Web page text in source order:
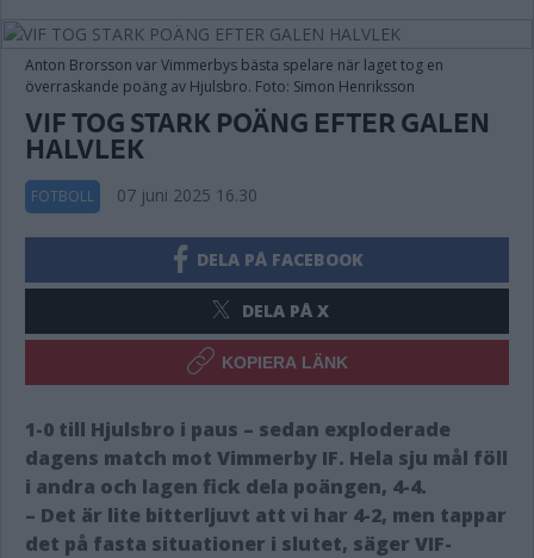
Anton Brorsson var Vimmerbys bästa spelare när laget tog en
överraskande poäng av Hjulsbro. Foto: Simon Henriksson
VIF TOG STARK POÄNG EFTER GALEN
HALVLEK
FOTBOLL 07 juni 2025 16.30
DELA PÅ FACEBOOK
DELA PÅ X
KOPIERA LÄNK
1-0 till Hjulsbro i paus – sedan exploderade
dagens match mot Vimmerby IF. Hela sju mål föll
i andra och lagen fick dela poängen, 4-4.
– Det är lite bitterljuvt att vi har 4-2, men tappar
det på fasta situationer i slutet, säger VIF-